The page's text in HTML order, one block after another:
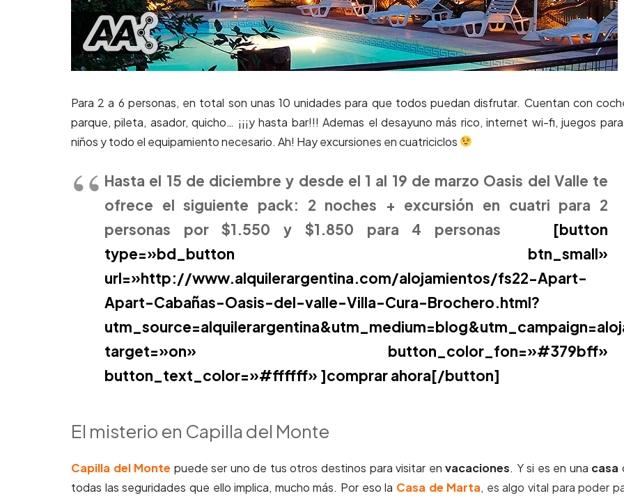
Para 2 a 6 personas, en total son unas 10 unidades para que todos puedan disfrutar. Cuentan con
parque, pileta, asador, quicho… ¡¡¡y hasta bar!!! Ademas el desayuno más rico, internet wi-fi, juegos
niños y todo el equipamiento necesario. Ah! Hay excursiones en cuatriciclos
Hasta el 15 de diciembrey desde el 1 al 19 de marzo Oasis del Valle te
ofrece el siguiente pack: 2 noches + excursión en cuatri para 2
personas por $1.550 y $1.850 para 4 personas [button
type=»bd_button btn_small»
url=»http://www.alquilerargentina.com/alojamientos/fs22-Apart-
Apart-Cabañas-Oasis-del-valle-Villa-Cura-Brochero.html?
target=»on» button_color_fon=»#379bff»
button_text_color=»#ffffff» ]comprar ahora[/button]
El misterio en Capilla del Monte
Capilla del Monte puede ser uno de tus otros destinos para visitar envacaciones. Y si es en una casa
todas las seguridades que ello implica, mucho más. Por eso la Casa de Marta, es algo vital para poder